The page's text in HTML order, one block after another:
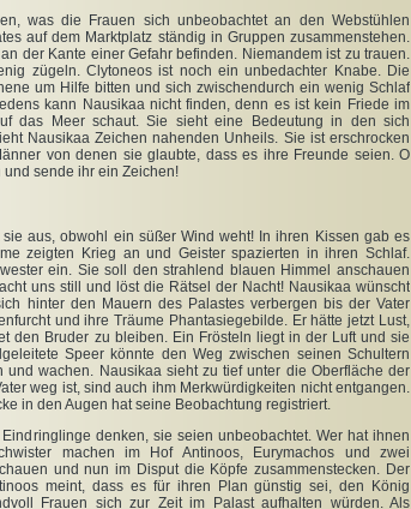
was die Frauen sich unbeobachtet an den Webstühlen
auf dem Marktplatz ständig in Gruppen zusammenstehen.
der Kante einer Gefahr befinden. Niemandem ist zu trauen.
zügeln. Clytoneos ist noch ein unbedachter Knabe. Die
um Hilfe bitten und sich zwischendurch ein wenig Schlaf
kann Nausikaa nicht finden, denn es ist kein Friede im
das Meer schaut. Sie sieht eine Bedeutung in den sich
Nausikaa Zeichen nahenden Unheils. Sie ist erschrocken
von denen sie glaubte, dass es ihre Freunde seien. O
sende ihr ein Zeichen!
sie aus, obwohl ein süßer Wind weht! In ihren Kissen gab es
zeigten Krieg an und Geister spazierten in ihren Schlaf.
ein. Sie soll den strahlend blauen Himmel anschauen
uns still und löst die Rätsel der Nacht! Nausikaa wünscht
hinter den Mauern des Palastes verbergen bis der Vater
und ihre Träume Phantasiegebilde. Er hätte jetzt Lust,
den Bruder zu bleiben. Ein Frösteln liegt in der Luft und sie
Speer könnte den Weg zwischen seinen Schultern
wachen. Nausikaa sieht zu tief unter die Oberfläche der
weg ist, sind auch ihm Merkwürdigkeiten nicht entgangen.
in den Augen hat seine Beobachtung registriert.
denken, sie seien unbeobachtet. Wer hat ihnen
machen im Hof Antinoos, Eurymachos und zwei
und nun im Disput die Köpfe zusammenstecken. Der
meint, dass es für ihren Plan günstig sei, den König
Frauen sich zur Zeit im Palast aufhalten würden. Als